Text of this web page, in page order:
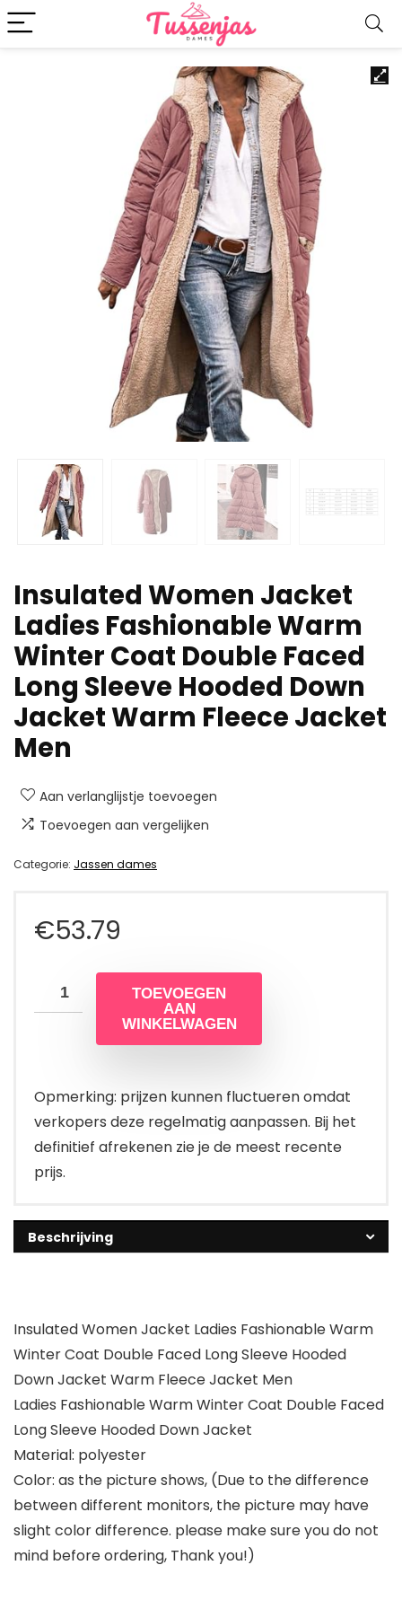
Insulated Women Jacket
Ladies Fashionable Warm
Winter Coat Double Faced
Long Sleeve Hooded Down
Jacket Warm Fleece Jacket
Men
Aan verlanglijstje toevoegen
Toevoegen aan vergelijken
Categorie: Jassen dames
€53.79
TOEVOEGEN
AAN
WINKELWAGEN
Opmerking: prijzen kunnen fluctueren omdat
verkopers deze regelmatig aanpassen. Bij het
definitief afrekenen zie je de meest recente
prijs.
Beschrijving
Insulated Women Jacket Ladies Fashionable Warm
Winter Coat Double Faced Long Sleeve Hooded
Down Jacket Warm Fleece Jacket Men
Ladies Fashionable Warm Winter Coat Double Faced
Long Sleeve Hooded Down Jacket
Material: polyester
Color: as the picture shows, (Due to the difference
between different monitors, the picture may have
slight color difference. please make sure you do not
mind before ordering, Thank you!)